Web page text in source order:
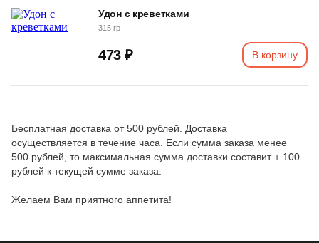
Удон с креветками
315 гр
473 ₽ В корзину
Бесплатная доставка от 500 рублей. Доставка
осуществляется в течение часа. Если сумма заказа менее
500 рублей, то максимальная сумма доставки составит + 100
рублей к текущей сумме заказа.
Желаем Вам приятного аппетита!